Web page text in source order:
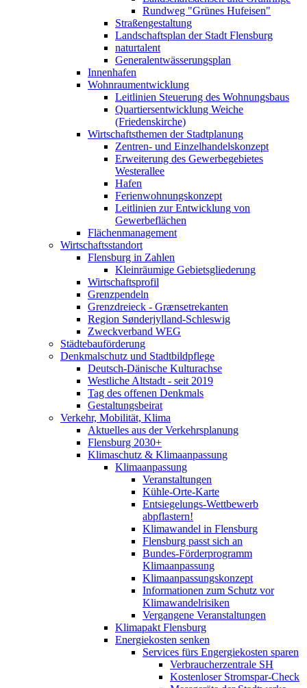
Rundweg "Grünes Hufeisen"
Straßengestaltung
Landschaftsplan der Stadt Flensburg
naturtalent
Generalentwässerungsplan
Innenhafen
Wohnraumentwicklung
Leitlinien Steuerung des Wohnungsbaus
Quartiersentwicklung Weiche
(Friedenskirche)
Wirtschaftsthemen der Stadtplanung
Zentren- und Einzelhandelskonzept
Erweiterung des Gewerbegebietes
Westerallee
Hafen
Ferienwohnungskonzept
Leitlinien zur Entwicklung von
Gewerbeflächen
Flächenmanagement
Wirtschaftsstandort
Flensburg in Zahlen
Kleinräumige Gebietsgliederung
Wirtschaftsprofil
Grenzpendeln
Grenzdreieck - Grænsetrekanten
Region Sønderjylland-Schleswig
Zweckverband WEG
Städtebauförderung
Denkmalschutz und Stadtbildpflege
Deutsch-Dänische Kulturachse
Westliche Altstadt - seit 2019
Tag des offenen Denkmals
Gestaltungsbeirat
Verkehr, Mobilität, Klima
Aktuelles aus der Verkehrsplanung
Flensburg 2030+
Klimaschutz & Klimaanpassung
Klimaanpassung
Veranstaltungen
Kühle-Orte-Karte
Entsiegelungs-Wettbewerb
abpflastern!
Klimawandel in Flensburg
Flensburg passt sich an
Bundes-Förderprogramm
Klimaanpassung
Klimaanpassungskonzept
Informationen zum Schutz vor
Klimawandelrisiken
Vergangene Veranstaltungen
Klimapakt Flensburg
Energiekosten senken
Services fürs Engergiekosten sparen
Verbraucherzentrale SH
Kostenloser Stromspar-Check